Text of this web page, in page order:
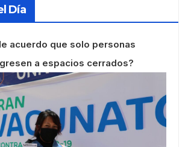
Día
acuerdo que solo personas
a espacios cerrados?